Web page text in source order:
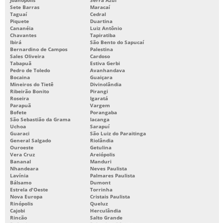
Sete Barras
Maracaí
Taguaí
Cedral
Piquete
Duartina
Cananéia
Luiz Antônio
Chavantes
Tapiratiba
Ibirá
São Bento do Sapucaí
Bernardino de Campos
Palestina
Sales Oliveira
Cardoso
Tabapuã
Estiva Gerbi
Pedro de Toledo
Avanhandava
Bocaina
Guaiçara
Mineiros do Tietê
Divinolândia
Ribeirão Bonito
Pirangi
Roseira
Igaratá
Parapuã
Vargem
Bofete
Porangaba
São Sebastião da Grama
Iacanga
Uchoa
Sarapuí
Guaraci
São Luiz do Paraitinga
General Salgado
Riolândia
Ouroeste
Getulina
Vera Cruz
Areiópolis
Bananal
Manduri
Nhandeara
Neves Paulista
Lavínia
Palmares Paulista
Bálsamo
Dumont
Estrela d'Oeste
Torrinha
Nova Europa
Cristais Paulista
Rinópolis
Queluz
Cajobi
Herculândia
Rincão
Salto Grande